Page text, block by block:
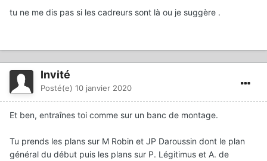
tu ne me dis pas si les cadreurs sont là ou je suggère .
Invité
Posté(e) 10 janvier 2020
Et ben, entraînes toi comme sur un banc de montage.
Tu prends les plans sur M Robin et JP Daroussin dont le plan
général du début puis les plans sur P. Légitimus et A. de